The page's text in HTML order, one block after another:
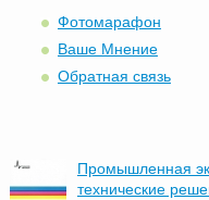
Фотомарафон
Ваше Мнение
Обратная связь
Промышленная
технические